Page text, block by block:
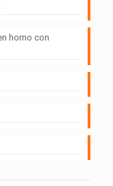
horno con